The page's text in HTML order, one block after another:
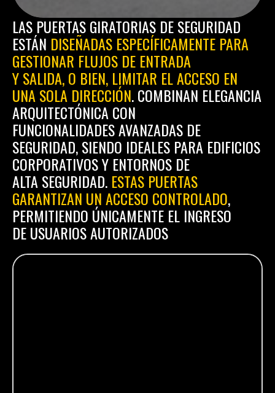
LAS PUERTAS GIRATORIAS DE SEGURIDAD
ESTÁN DISEÑADAS ESPECÍFICAMENTE PARA
GESTIONAR FLUJOS DE ENTRADA
Y SALIDA, O BIEN, LIMITAR EL ACCESO EN
UNA SOLA DIRECCIÓN. COMBINAN ELEGANCIA
ARQUITECTÓNICA CON
FUNCIONALIDADES AVANZADAS DE
SEGURIDAD, SIENDO IDEALES PARA EDIFICIOS
CORPORATIVOS Y ENTORNOS DE
ALTA SEGURIDAD. ESTAS PUERTAS
GARANTIZAN UN ACCESO CONTROLADO,
PERMITIENDO ÚNICAMENTE EL INGRESO
DE USUARIOS AUTORIZADOS